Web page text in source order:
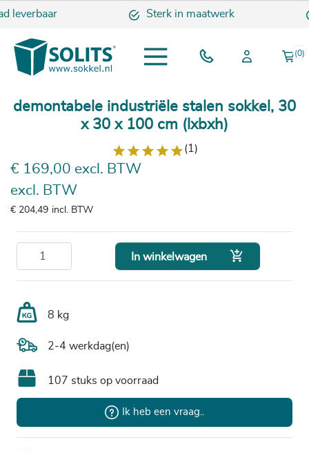
leverbaar Sterk in maatwerk
(0)
demontabele industriële stalen sokkel, 30
x 30 x 100 cm (lxbxh)
(1)
€ 169,00 excl. BTW
excl. BTW
€ 204,49 incl. BTW
In winkelwagen 
8 kg
2-4 werkdag(en)
107 stuks op voorraad
Ik heb een vraag..